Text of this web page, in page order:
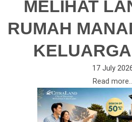
MELIHAT
RUMAH
17 July
Read